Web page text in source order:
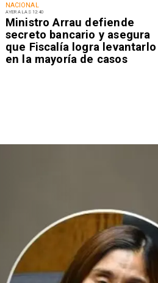
NACIONAL
AYER A LAS 12:40
Ministro Arrau defiende
secreto bancario y asegura
que Fiscalía logra levantarlo
en la mayoría de casos